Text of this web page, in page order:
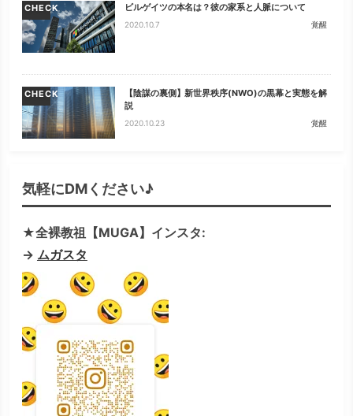
CHECK ビルゲイツの本名は？彼の家系と人脈について
2020.10.7 覚醒
CHECK
【陰謀の裏側】新世界秩序(NWO)の黒幕と実態を解
説
2020.10.23 覚醒
気軽にDMください♪
★全裸教祖【MUGA】インスタ:
→ ムガスタ